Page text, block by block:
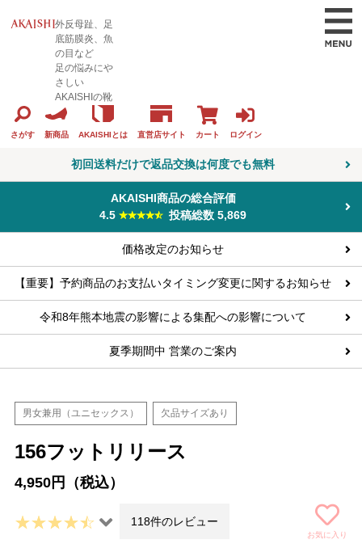
外反母趾、足
底筋膜炎、魚
の目など
足の悩みにや
さしい
AKAISHIの靴
さがす 新商品 AKAISHIとは 直営店サイト カート ログイン
初回送料だけで返品交換は何度でも無料
AKAISHI商品の総合評価
4.5
投稿総数 5,869
価格改定のお知らせ
【重要】予約商品のお支払いタイミング変更に関するお知らせ
令和8年熊本地震の影響による集配への影響について
夏季期間中 営業のご案内
男女兼用（ユニセックス） 欠品サイズあり
156フットリリース
4,950円（税込）
118件のレビュー
お気に入り